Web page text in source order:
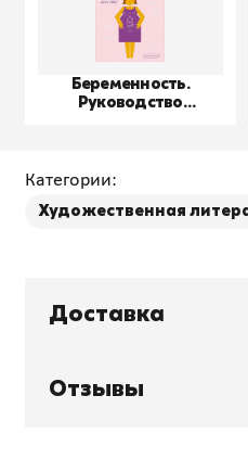
Беременность.
Руководство
Категории:
Художественная
Доставка
Отзывы